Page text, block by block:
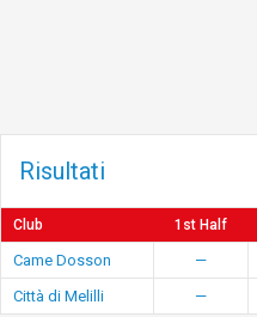
Risultati
Club 1st Half
Came Dosson —
Città di Melilli
—